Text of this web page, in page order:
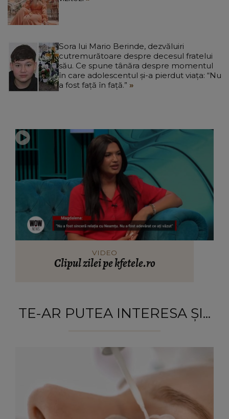
Sora lui Mario Berinde, dezvăluiri
cutremurătoare despre decesul fratelui
său. Ce spune tânăra despre momentul
în care adolescentul și-a pierdut viața: “Nu
a fost față în față.”
VIDEO
Clipul zilei pe kfetele.ro
TE-AR PUTEA INTERESA ȘI...